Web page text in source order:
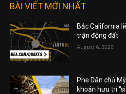
BÀI VIẾT MỚI NHẤT
Bắc California
trận động đất
August 6, 2026
Phe Dân chủ
khoản hưu trí